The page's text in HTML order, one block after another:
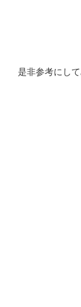
是非参考にし